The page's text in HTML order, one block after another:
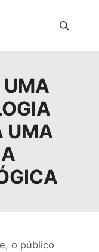
UMA
UMA
o público